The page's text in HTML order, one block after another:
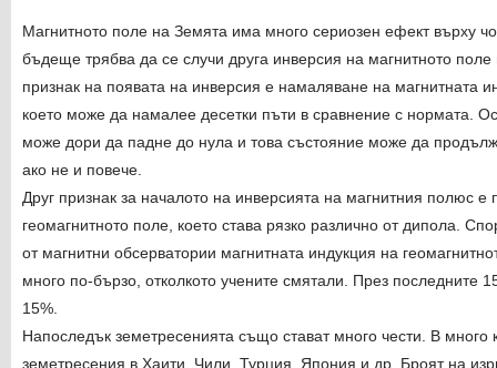
Магнитното поле на Земята има много сериозен ефект върху
бъдеще трябва да се случи друга инверсия на магнитното
признак на появата на инверсия е намаляване на магнитната
което може да намалее десетки пъти в сравнение с нормата.
може дори да падне до нула и това състояние може да
ако не и повече.
Друг признак за началото на инверсията на магнитния полюс
геомагнитното поле, което става рязко различно от дипола.
от магнитни обсерватории магнитната индукция на
много по-бързо, отколкото учените смятали. През последните
15%.
Напоследък земетресенията също стават много чести. В много
земетресения в Хаити, Чили, Турция, Япония и др. Броят на